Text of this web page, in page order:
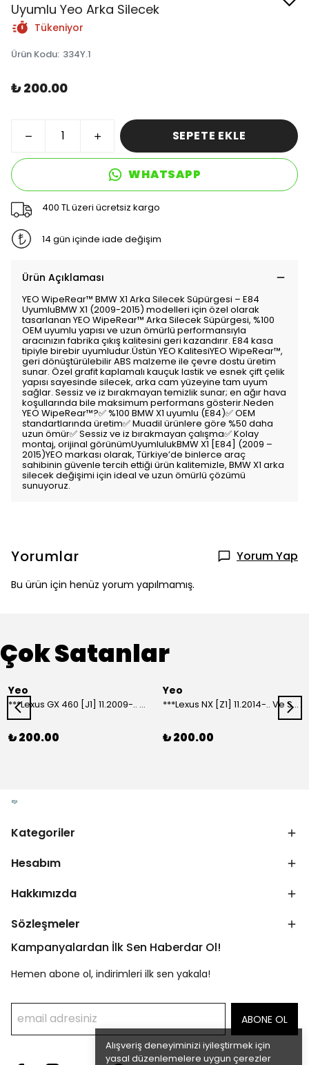
Alışveriş deneyiminizi iyileştirmek için
yasal düzenlemelere uygun çerezler
Uyumlu Yeo Arka Silecek
Tükeniyor
Ürün Kodu: 334Y.1
₺ 200.00
SEPETE EKLE
WHATSAPP
400 TL üzeri ücretsiz kargo
14 gün içinde iade değişim
Ürün Açıklaması
YEO WipeRear™ BMW X1 Arka Silecek Süpürgesi – E84
UyumluBMW X1 (2009-2015) modelleri için özel olarak
tasarlanan YEO WipeRear™ Arka Silecek Süpürgesi, %100
OEM uyumlu yapısı ve uzun ömürlü performansıyla
aracınızın fabrika çıkış kalitesini geri kazandırır. E84 kasa
tipiyle birebir uyumludur.Üstün YEO KalitesiYEO WipeRear™,
geri dönüştürülebilir ABS malzeme ile çevre dostu üretim
sunar. Özel grafit kaplamalı kauçuk lastik ve esnek çift çelik
yapısı sayesinde silecek, arka cam yüzeyine tam uyum
sağlar. Sessiz ve iz bırakmayan temizlik sunar; en ağır hava
koşullarında bile maksimum performans gösterir.Neden
YEO WipeRear™?✅ %100 BMW X1 uyumlu (E84)✅ OEM
standartlarında üretim✅ Muadil ürünlere göre %50 daha
uzun ömür✅ Sessiz ve iz bırakmayan çalışma✅ Kolay
montaj, orijinal görünümUyumlulukBMW X1 [E84] (2009 –
2015)YEO markası olarak, Türkiye’de binlerce araç
sahibinin güvenle tercih ettiği ürün kalitemizle, BMW X1 arka
silecek değişimi için ideal ve uzun ömürlü çözümü
sunuyoruz.
Yorumlar Yorum Yap
Bu ürün için henüz yorum yapılmamış.
Çok Satanlar
Yeo
***Lexus GX 460 [J1] 11.2009-.. Ve Sonrası Model Yılları İçin Uyumlu Yeo Arka Silecek
₺ 200.00
Yeo
***Lexus NX [Z1] 11.2014-.. Ve Sonrası Model Yılları İçin Uyumlu Yeo Arka Silecek
₺ 200.00
Kategoriler
Hesabım
Hakkımızda
Sözleşmeler
Kampanyalardan İlk Sen Haberdar Ol!
Hemen abone ol, indirimleri ilk sen yakala!
ABONE OL